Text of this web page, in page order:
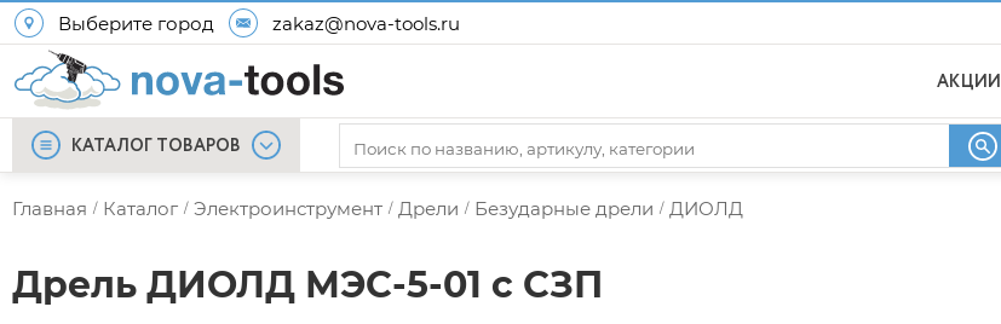
Выберите город zakaz@nova-tools.ru
АКЦИИ
КАТАЛОГ ТОВАРОВ
Главная / Каталог / Электроинструмент / Дрели / Безударные дрели / ДИОЛД
Дрель ДИОЛД МЭС-5-01 с СЗП